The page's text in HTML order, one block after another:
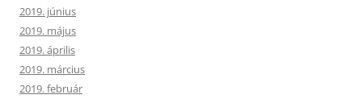
2019. június
2019. május
2019. április
2019. március
2019. február